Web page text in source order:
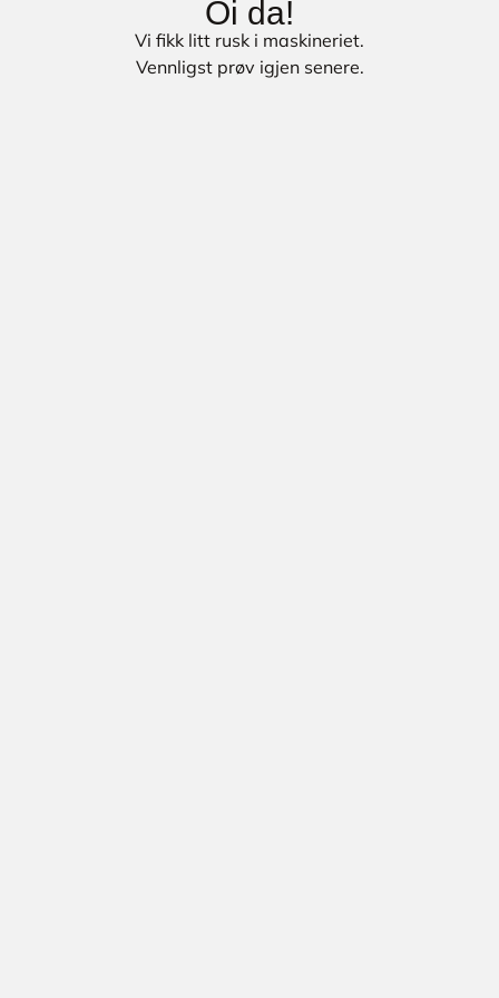
Oi da!
Vi fikk litt rusk i maskineriet.
Vennligst prøv igjen senere.